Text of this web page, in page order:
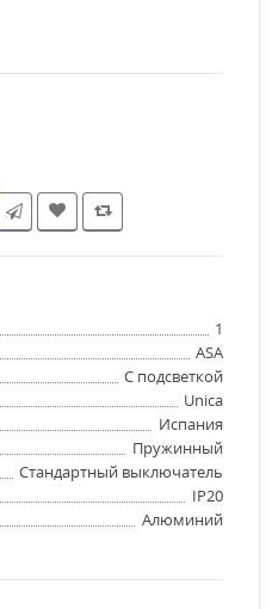
1
ASA
С подсветкой
Unica
Испания
Пружинный
Стандартный выключатель
IP20
Алюминий